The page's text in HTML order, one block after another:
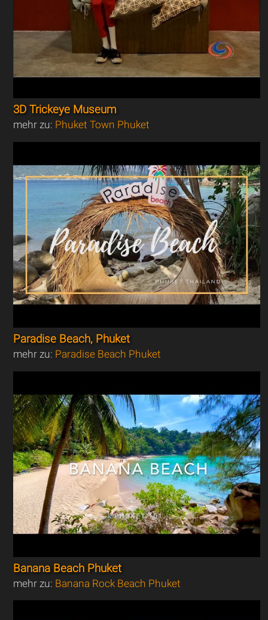
3D Trickeye Museum
mehr zu: Phuket Town Phuket
Paradise Beach, Phuket
mehr zu: Paradise Beach Phuket
Banana Beach Phuket
mehr zu: Banana Rock Beach Phuket